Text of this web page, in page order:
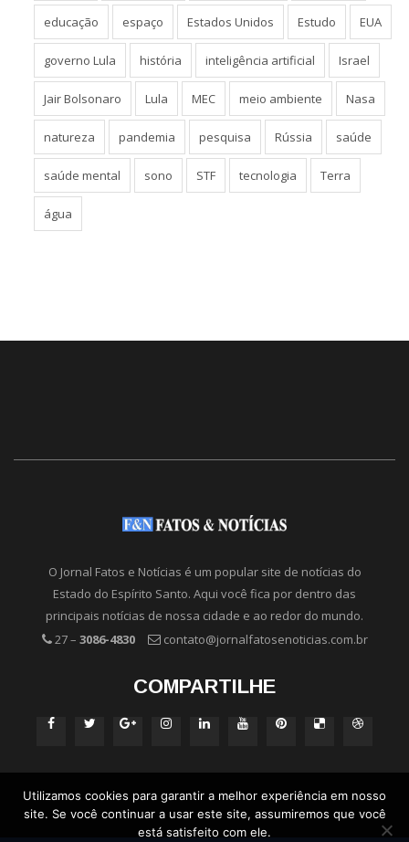
educação espaço Estados Unidos Estudo EUA
governo Lula história inteligência artificial Israel
Jair Bolsonaro Lula MEC meio ambiente Nasa
natureza pandemia pesquisa Rússia saúde
saúde mental sono STF tecnologia Terra
água
O Jornal Fatos e Notícias é um popular site de notícias do
Estado do Espírito Santo. Aqui você fica por dentro das
principais notícias de nossa cidade e ao redor do mundo.
27 – 3086-4830 contato@jornalfatosenoticias.com.br
COMPARTILHE
Utilizamos cookies para garantir a melhor experiência em nosso
site. Se você continuar a usar este site, assumiremos que você
está satisfeito com ele.